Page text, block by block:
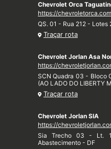
Chevrolet Orca
https://
QS. 01 - Rua 212 - Lotes
Traçar rota
Chevrolet Jorlan Asa
https://
SCN Quadra 03 - Bloco
(AO LADO DO LIBERTY
Traçar rota
Chevrolet Jorlan SIA
https://
Sia Trecho 03 - Lt.
Abastecimento - DF